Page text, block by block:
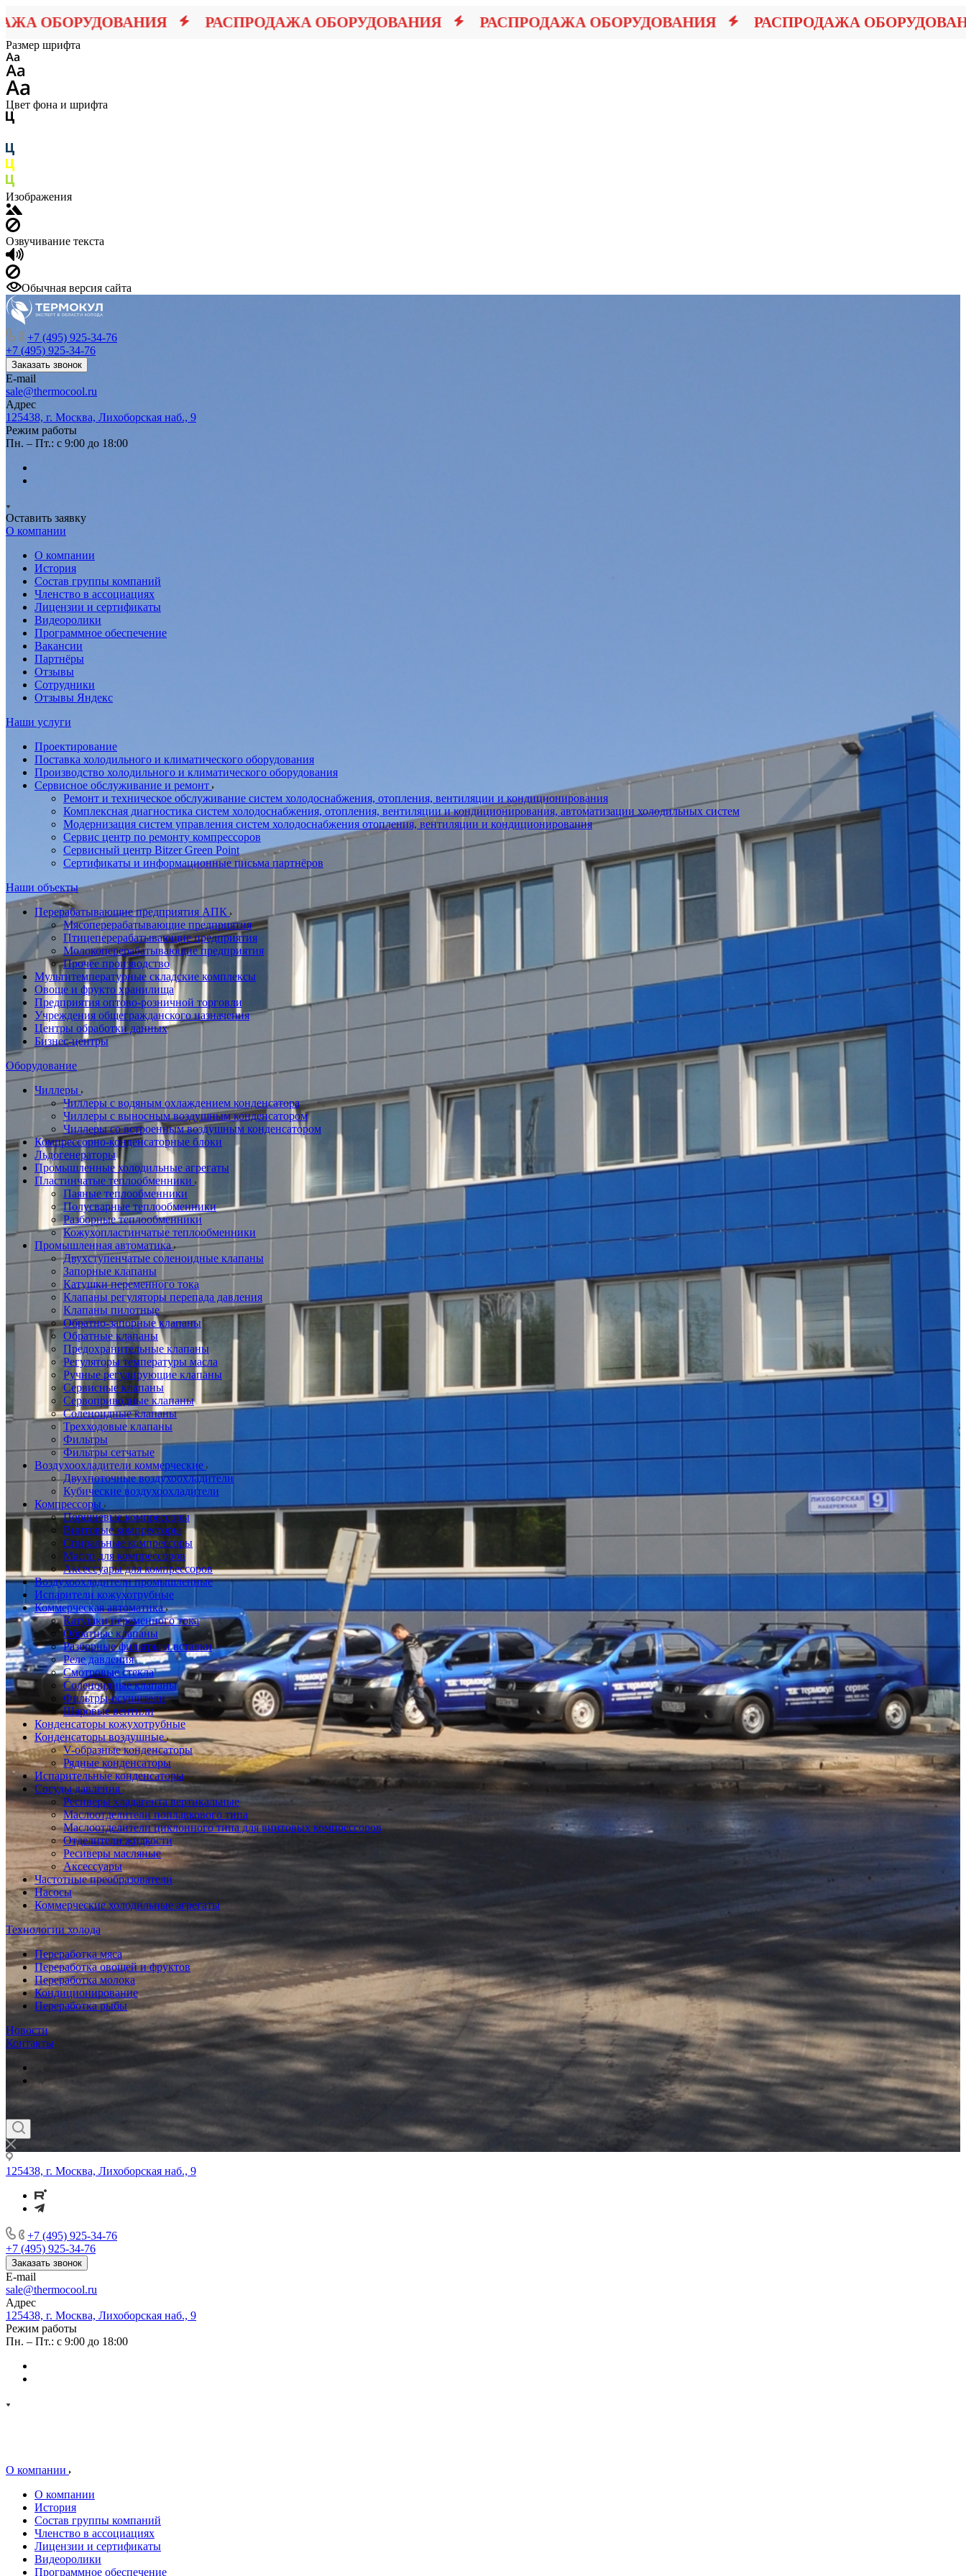
РАСПРОДАЖА ОБОРУДОВАНИЯ РАСПРОДАЖА ОБОРУДОВАНИЯ РАСПРОДАЖА ОБОРУДОВАНИЯ
Размер шрифта
Цвет фона и шрифта
Изображения
Озвучивание текста
Обычная версия сайта
+7 (495) 925-34-76
+7 (495) 925-34-76
Заказать звонок
E-mail
sale@thermocool.ru
Адрес
125438, г. Москва, Лихоборская наб., 9
Режим работы
Пн. – Пт.: с 9:00 до 18:00
Оставить заявку
О компании
О компании
История
Состав группы компаний
Членство в ассоциациях
Лицензии и сертификаты
Видеоролики
Программное обеспечение
Вакансии
Партнёры
Отзывы
Сотрудники
Отзывы Яндекс
Наши услуги
Проектирование
Поставка холодильного и климатического оборудования
Производство холодильного и климатического оборудования
Сервисное обслуживание и ремонт
Ремонт и техническое обслуживание систем холодоснабжения, отопления, вентиляции и кондиционирования
Комплексная диагностика систем холодоснабжения, отопления, вентиляции и кондиционирования, автоматизации холодильных систем
Модернизация систем управления систем холодоснабжения отопления, вентиляции и кондиционирования
Сервис центр по ремонту компрессоров
Сервисный центр Bitzer Green Point
Сертификаты и информационные письма партнёров
Наши объекты
Перерабатывающие предприятия АПК
Мясоперерабатывающие предприятия
Птицеперерабатывающие предприятия
Молокоперерабатывающие предприятия
Прочее производство
Мультитемпературные складские комплексы
Овоще и фрукто хранилища
Предприятия оптово-розничной торговли
Учреждения общегражданского назначения
Центры обработки данных
Бизнес-центры
Оборудование
Чиллеры
Чиллеры с водяным охлаждением конденсатора
Чиллеры с выносным воздушным конденсатором
Чиллеры со встроенным воздушным конденсатором
Компрессорно-конденсаторные блоки
Льдогенераторы
Промышленные холодильные агрегаты
Пластинчатые теплообменники
Паяные теплообменники
Полусварные теплообменники
Разборные теплообменники
Кожухопластинчатые теплообменники
Промышленная автоматика
Двухступенчатые соленоидные клапаны
Запорные клапаны
Катушки переменного тока
Клапаны регуляторы перепада давления
Клапаны пилотные
Обратно-запорные клапаны
Обратные клапаны
Предохранительные клапаны
Регуляторы температуры масла
Ручные регулирующие клапаны
Сервисные клапаны
Сервоприводные клапаны
Соленоидные клапаны
Трехходовые клапаны
Фильтры
Фильтры сетчатые
Воздухоохладители коммерческие
Двухпоточные воздухоохладители
Кубические воздухоохладители
Компрессоры
Поршневые компрессоры
Винтовые компрессоры
Спиральные компрессоры
Масло для компрессоров
Аксессуары для компрессоров
Воздухоохладители промышленные
Испарители кожухотрубные
Коммерческая автоматика
Катушки переменного тока
Обратные клапаны
Разборные фильтры и вставки
Реле давления
Смотровые стекла
Соленоидные клапаны
Фильтры-осушители
Шаровые вентили
Конденсаторы кожухотрубные
Конденсаторы воздушные
V-образные конденсаторы
Рядные конденсаторы
Испарительные конденсаторы
Сосуды давления
Ресиверы хладагента вертикальные
Маслоотделители поплавкового типа
Маслоотделители циклонного типа для винтовых компрессоров
Отделители жидкости
Ресиверы масляные
Аксессуары
Частотные преобразователи
Насосы
Коммерческие холодильные агрегаты
Технологии холода
Переработка мяса
Переработка овощей и фруктов
Переработка молока
Кондиционирование
Переработка рыбы
Новости
Контакты
125438, г. Москва, Лихоборская наб., 9
+7 (495) 925-34-76
+7 (495) 925-34-76
Заказать звонок
E-mail
sale@thermocool.ru
Адрес
125438, г. Москва, Лихоборская наб., 9
Режим работы
Пн. – Пт.: с 9:00 до 18:00
О компании
О компании
История
Состав группы компаний
Членство в ассоциациях
Лицензии и сертификаты
Видеоролики
Программное обеспечение